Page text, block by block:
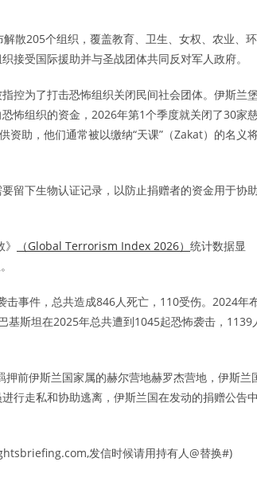
解散205个组织，覆盖教育、卫生、女权、农业、环
接受国际援助并与圣战团体共同反对军人政府。
控为了打击恐怖组织关闭民间社会团体。伊斯兰
怖组织的资金，2026年第1个季度就关闭了30家
助，他们通常被以缴纳“天课”（Zakat）的名义
留下生物认证记录，以防止捐赠者的资金用于协
（Global Terrorism Index 2026） 统计数据显
事件，总共造成846人死亡，110受伤。2024年
基斯坦在2025年总共遭到1045起恐怖袭击，1139
押前伊斯兰国家属的赫尔营地赫罗杰营地，伊斯兰
行走私和协助逃离，伊斯兰国在发动的捐赠公告
发信时候请用持有人@替换#)